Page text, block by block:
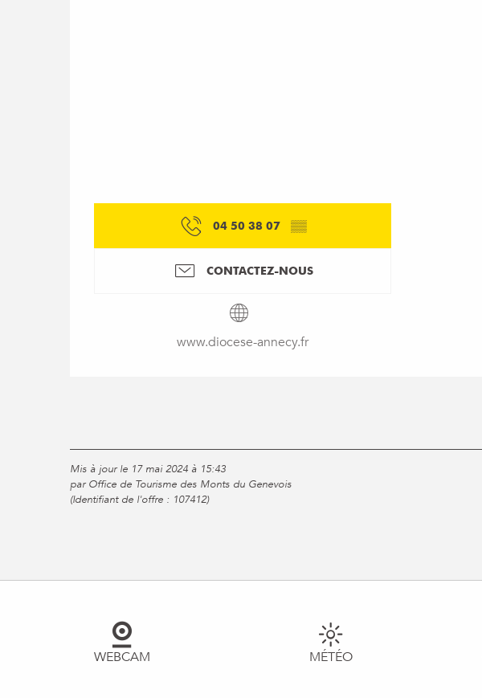
04 50 38 07 ▒▒
CONTACTEZ-NOUS
www.diocese-annecy.fr
Mis à jour le 17 mai 2024 à 15:43
par Office de Tourisme des Monts du Genevois
(Identifiant de l'offre : 107412)
WEBCAM MÉTÉO